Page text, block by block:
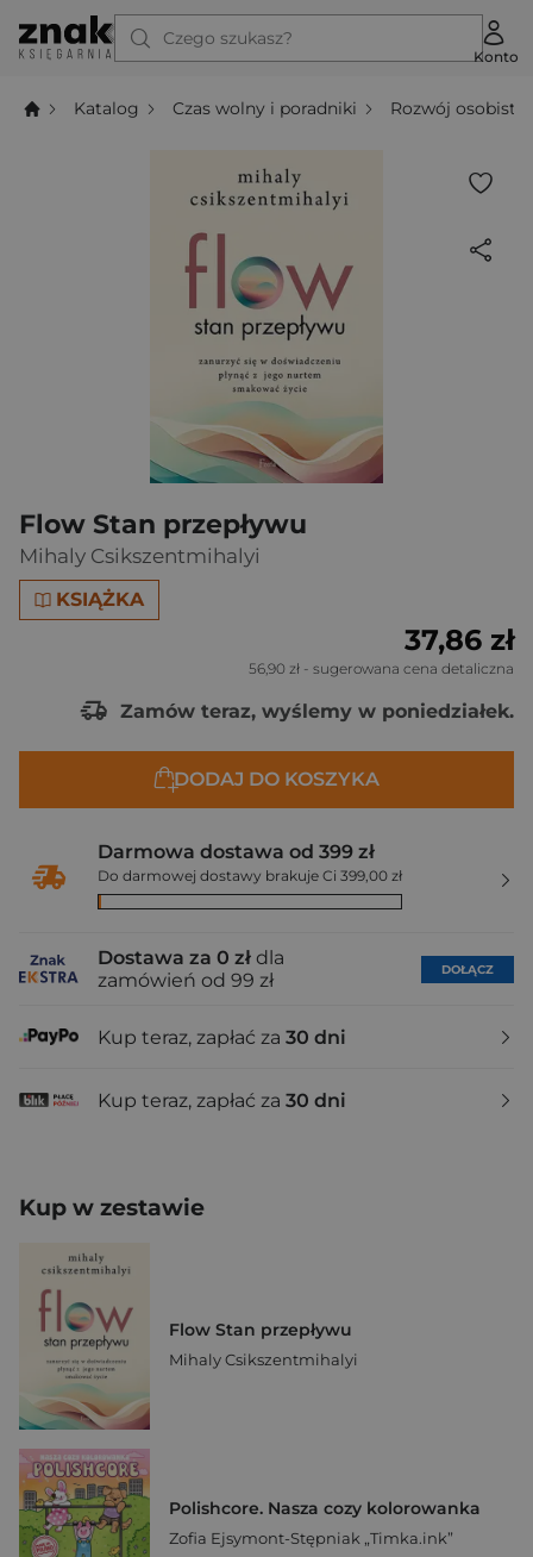
Czego szukasz?
Konto
Katalog Czas wolny i poradniki Rozwój osobisty
Flow Stan przepływu
Mihaly Csikszentmihalyi
KSIĄŻKA
37,86 zł
56,90 zł - sugerowana cena detaliczna
Zamów teraz, wyślemy w poniedziałek.
DODAJ DO KOSZYKA
Darmowa dostawa od 399 zł
Do darmowej dostawy brakuje Ci 399,00 zł
Dostawa za 0 zł dla
zamówień od 99 zł
DOŁĄCZ
Kup teraz, zapłać za 30 dni
Kup teraz, zapłać za 30 dni
Kup w zestawie
Flow Stan przepływu
Mihaly Csikszentmihalyi
Polishcore. Nasza cozy kolorowanka
Zofia Ejsymont-Stępniak „Timka.ink”